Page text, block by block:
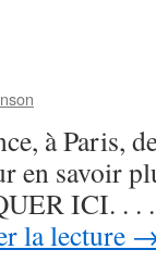
à Paris,
en savoir
ICI.
la lecture